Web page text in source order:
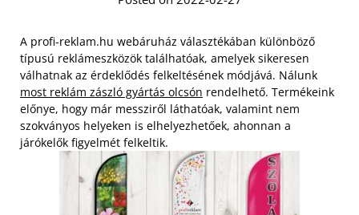
A profi-reklam.hu webáruház választékában különböző
típusú reklámeszközök találhatóak, amelyek sikeresen
válhatnak az érdeklődés felkeltésének módjává. Nálunk
most reklám zászló gyártás olcsón rendelhető. Termékeink
előnye, hogy már messziről láthatóak, valamint nem
szokványos helyeken is elhelyezhetőek, ahonnan a
járókelők figyelmét felkeltik.